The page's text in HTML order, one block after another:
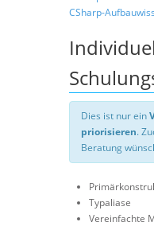
CSharp-
Dies ist nur ein
priorisieren.
Beratung
Typaliase
Vereinfachte